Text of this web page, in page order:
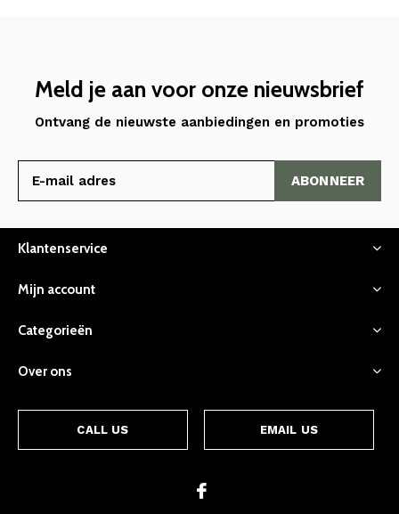
Meld je aan voor onze nieuwsbrief
Ontvang de nieuwste aanbiedingen en promoties
ABONNEER
Klantenservice
Mijn account
Categorieën
Over ons
CALL US EMAIL US